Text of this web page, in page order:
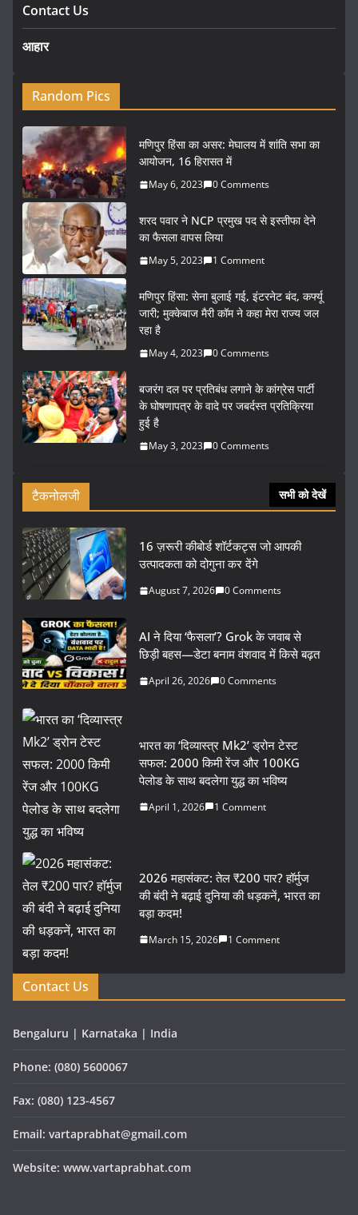
Contact Us
आहार
Random Pics
मणिपुर हिंसा का असर: मेघालय में शांति सभा का
आयोजन, 16 हिरासत में
May 6, 2023 0 Comments
शरद पवार ने NCP प्रमुख पद से इस्तीफा देने
का फैसला वापस लिया
May 5, 2023 1 Comment
मणिपुर हिंसा: सेना बुलाई गई, इंटरनेट बंद, कर्फ्यू
जारी; मुक्केबाज मैरी कॉम ने कहा मेरा राज्य जल
रहा है
May 4, 2023 0 Comments
बजरंग दल पर प्रतिबंध लगाने के कांग्रेस पार्टी
के घोषणापत्र के वादे पर जबर्दस्त प्रतिक्रिया
हुई है
May 3, 2023 0 Comments
टैकनोलजी सभी को देखें
16 ज़रूरी कीबोर्ड शॉर्टकट्स जो आपकी
उत्पादकता को दोगुना कर देंगे
August 7, 2026 0 Comments
AI ने दिया ‘फैसला’? Grok के जवाब से
छिड़ी बहस—डेटा बनाम वंशवाद में किसे बढ़त
April 26, 2026 0 Comments
भारत का ‘दिव्यास्त्र Mk2’ ड्रोन टेस्ट
सफल: 2000 किमी रेंज और 100KG
पेलोड के साथ बदलेगा युद्ध का भविष्य
April 1, 2026 1 Comment
2026 महासंकट: तेल ₹200 पार? हॉर्मुज
की बंदी ने बढ़ाई दुनिया की धड़कनें, भारत का
बड़ा कदम!
March 15, 2026 1 Comment
Contact Us
Bengaluru | Karnataka | India
Phone: (080) 5600067
Fax: (080) 123-4567
Email: vartaprabhat@gmail.com
Website: www.vartaprabhat.com